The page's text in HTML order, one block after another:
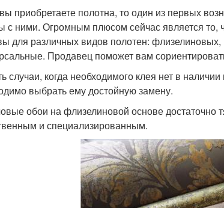
приобретаете полотна, то один из первых
с ними. Огромным плюсом сейчас является
для различных видов полотен:
Продавец поможет вам
случаи, когда необходимого клея нет в
выбрать ему достойную замену.
обои на флизелиновой основе
и специализированным.